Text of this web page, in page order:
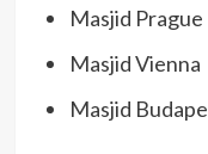
Masjid Prague
Masjid Vienna
Masjid